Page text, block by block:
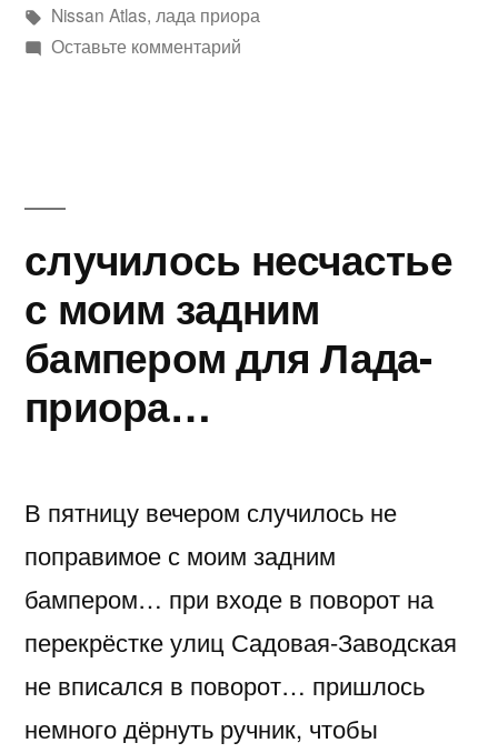
автором
Метки:
Nissan Atlas, лада приора
Оставьте комментарийк
Богданович
случилось несчастье
с моим задним
бампером для Лада-
приора…
В пятницу вечером случилось не
поправимое с моим задним
бампером… при входе в поворот на
перекрёстке улиц Садовая-Заводская
не вписался в поворот… пришлось
немного дёрнуть ручник, чтобы